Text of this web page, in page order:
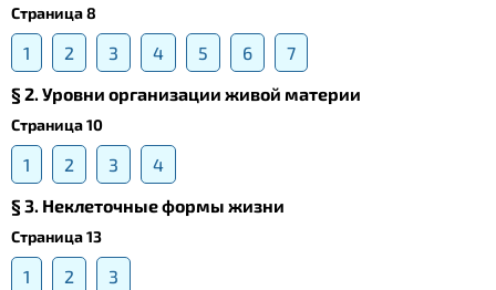
Страница 8
1 2 3 4 5 6
7
§ 2. Уровни организации живой материи
Страница 10
1 2 3
4
§ 3. Неклеточные формы жизни
Страница 13
1 2
3